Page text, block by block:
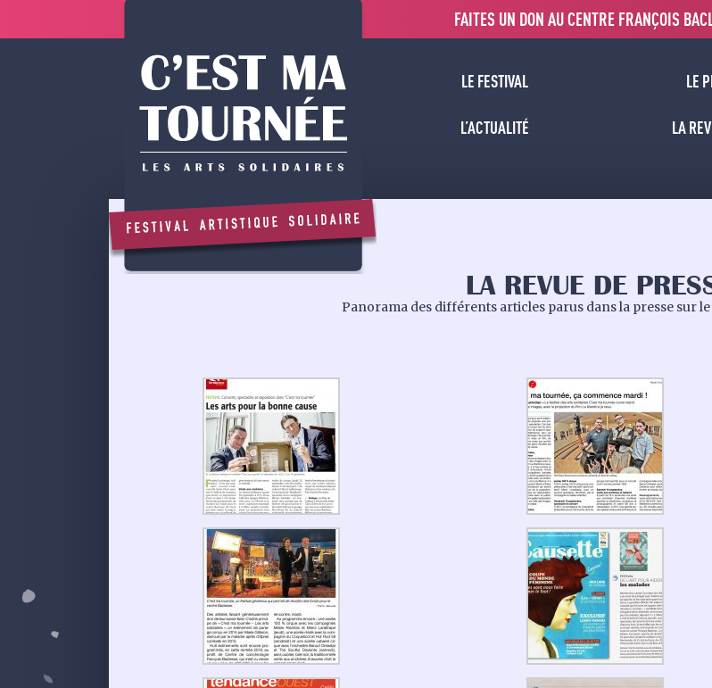
FAITES UN DON AU CENTRE FRANÇOIS
LE FESTIVAL LE
L’ACTUALITÉ LA
LA REVUE DE
Panorama des différents articles parus dans la presse sur